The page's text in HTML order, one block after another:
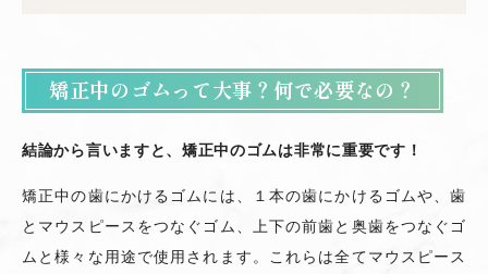
矯正中のゴムって大事？何で必要なの？
結論から言いますと、矯正中のゴムは非常に重要です！
矯正中の歯にかけるゴムには、１本の歯にかけるゴムや、歯
とマウスピースをつなぐゴム、上下の前歯と奥歯をつなぐゴ
ムと様々な用途で使用されます。これらは全てマウスピース